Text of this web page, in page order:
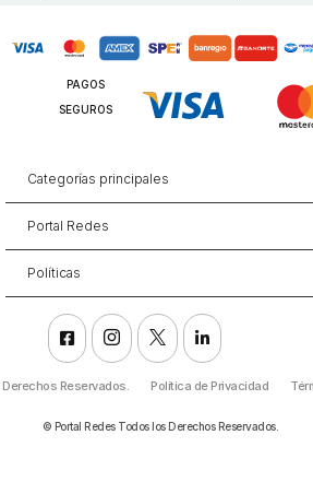
PAGOS
SEGUROS
Categorías principales
Portal Redes
Políticas
   
Reservados. Política de Privacidad
© Portal Redes Todos los Derechos Reservados.